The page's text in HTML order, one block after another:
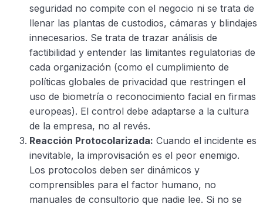
seguridad no compite con el negocio ni se trata de
llenar las plantas de custodios, cámaras y blindajes
innecesarios. Se trata de trazar análisis de
factibilidad y entender las limitantes regulatorias de
cada organización (como el cumplimiento de
políticas globales de privacidad que restringen el
uso de biometría o reconocimiento facial en firmas
europeas). El control debe adaptarse a la cultura
de la empresa, no al revés.
Reacción Protocolarizada: Cuando el incidente es
inevitable, la improvisación es el peor enemigo.
Los protocolos deben ser dinámicos y
comprensibles para el factor humano, no
manuales de consultorio que nadie lee. Si no se